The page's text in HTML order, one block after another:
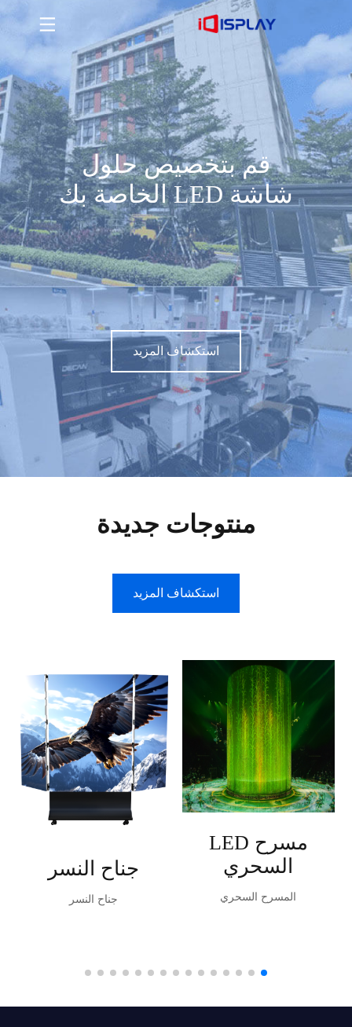
قم بتخصيص حلول
شاشة LED الخاصة بك
استكشاف المزيد
قم بتخصيص حلول شاشة LED الخاصة بك
استكشاف المزيد
منتوجات جديدة
استكشاف المزيد
مسرح LED
السحري
المسرح السحري
جناح النسر
جناح النسر